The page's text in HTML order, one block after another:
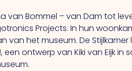
van Bommel – van Dam tot
Projects. In hun
van het museum. De
ontwerp van Kiki van Eijk in